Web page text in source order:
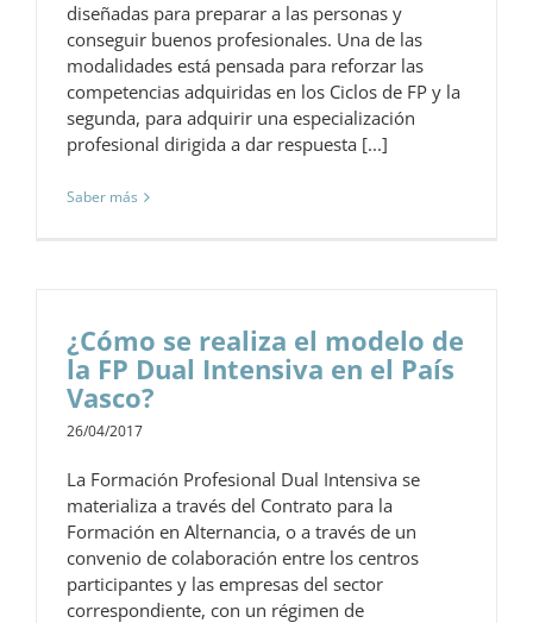
diseñadas para preparar a las personas y
conseguir buenos profesionales. Una de las
modalidades está pensada para reforzar las
competencias adquiridas en los Ciclos de FP y la
segunda, para adquirir una especialización
profesional dirigida a dar respuesta [...]
Saber más
¿Cómo se realiza el modelo de
la FP Dual Intensiva en el País
Vasco?
26/04/2017
La Formación Profesional Dual Intensiva se
materializa a través del Contrato para la
Formación en Alternancia, o a través de un
convenio de colaboración entre los centros
participantes y las empresas del sector
correspondiente, con un régimen de